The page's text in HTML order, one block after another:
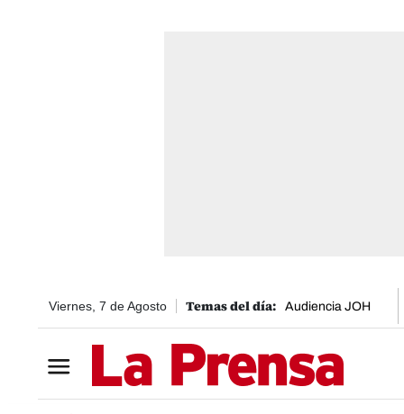
Viernes, 7 de Agosto Audiencia JOH